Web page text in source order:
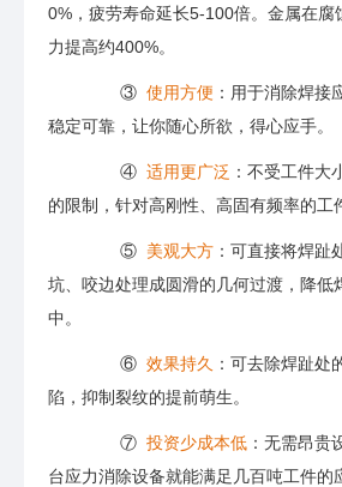
0%，疲劳寿命延长5-100倍。金属在腐
力提高约400%。
③ 使用方便 ：用于消除焊接
稳定可靠，让你随心所欲，得心应手。
④ 适用更广泛 ：不受工件大
的限制，针对高刚性、高固有频率的工
⑤ 美观大方 ：可直接将焊趾
坑、咬边处理成圆滑的几何过渡，降低
中。
⑥ 效果持久 ：可去除焊趾处
陷，抑制裂纹的提前萌生。
⑦ 投资少成本低 ：无需昂贵
台应力消除设备就能满足几百吨工件的